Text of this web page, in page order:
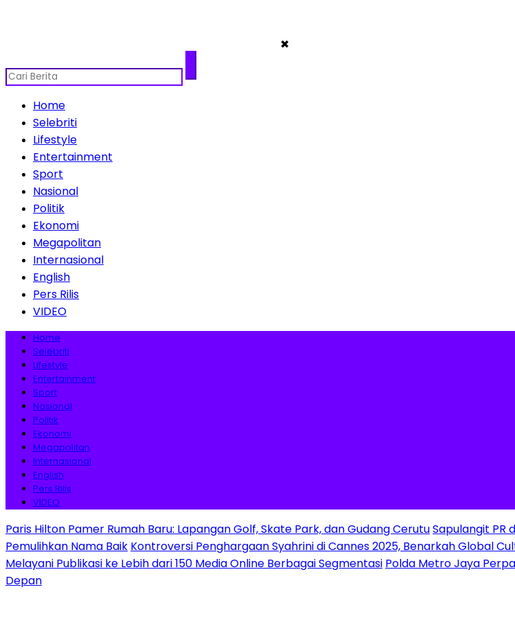
✖
Home
Selebriti
Lifestyle
Entertainment
Sport
Nasional
Politik
Ekonomi
Megapolitan
Internasional
English
Pers Rilis
VIDEO
Home
Selebriti
Lifestyle
Entertainment
Sport
Nasional
Politik
Ekonomi
Megapolitan
Internasional
English
Pers Rilis
VIDEO
Paris Hilton Pamer Rumah Baru: Lapangan Golf, Skate Park, dan Gudang CerutuSapulangit PR
Pemulihkan Nama Baik Kontroversi Penghargaan Syahrini di Cannes 2025, Benarkah Global
Melayani Publikasi ke Lebih dari 150 Media Online Berbagai Segmentasi Polda Metro Jaya
Depan